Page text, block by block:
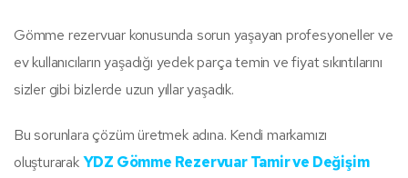
Gömme rezervuar konusunda sorun yaşayan profesyoneller ve
ev kullanıcıların yaşadığı yedek parça temin ve fiyat sıkıntılarını
sizler gibi bizlerde uzun yıllar yaşadık.
Bu sorunlara çözüm üretmek adına. Kendi markamızı
oluşturarakYDZ Gömme Rezervuar Tamir ve Değişim